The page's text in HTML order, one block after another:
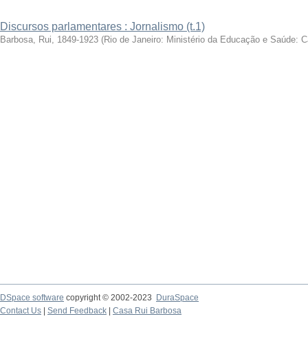
Discursos parlamentares : Jornalismo (t.1)
Barbosa, Rui, 1849-1923 (Rio de Janeiro: Ministério da Educação e Saúde:
DSpace software copyright © 2002-2023
DuraSpace
Contact Us
Send Feedback Casa Rui Barbosa